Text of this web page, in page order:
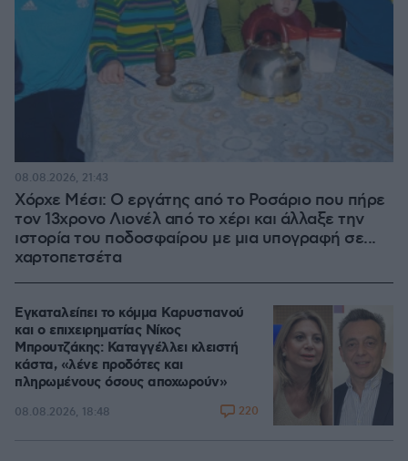
Χόρχε Μέσι: Ο εργάτης από το Ροσάριο που πήρε
τον 13χρονο Λιονέλ από το χέρι και άλλαξε την
ιστορία του ποδοσφαίρου με μια υπογραφή σε...
χαρτοπετσέτα
08.08.2026, 21:43
Εγκαταλείπει το κόμμα Καρυστιανού
και ο επιχειρηματίας Νίκος
Μπρουτζάκης: Καταγγέλλει κλειστή
κάστα, «λένε προδότες και
πληρωμένους όσους αποχωρούν»
08.08.2026, 18:48 220